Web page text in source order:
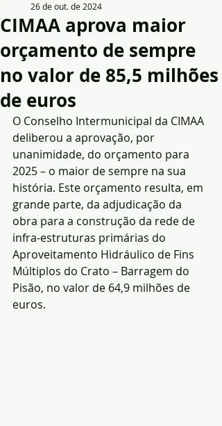
CIMAA aprova maior
orçamento de sempre
no valor de 85,5 milhões
de euros
26 de out. de 2024
O Conselho Intermunicipal da CIMAA
deliberou a aprovação, por
unanimidade, do orçamento para
2025 – o maior de sempre na sua
história. Este orçamento resulta, em
grande parte, da adjudicação da
obra para a construção da rede de
infra-estruturas primárias do
Aproveitamento Hidráulico de Fins
Múltiplos do Crato – Barragem do
Pisão, no valor de 64,9 milhões de
euros.